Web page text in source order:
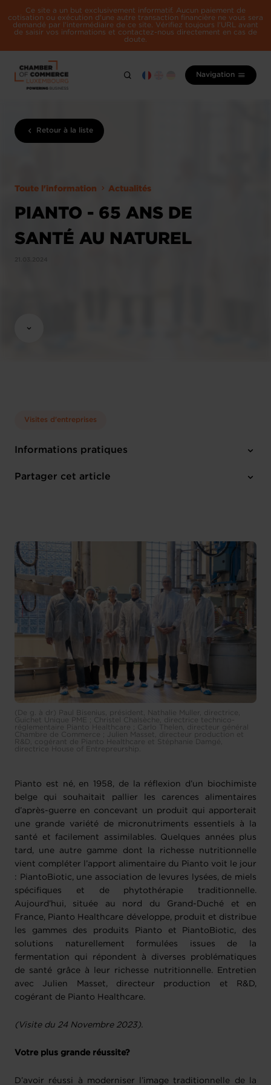
Ce site a un but exclusivement informatif. Aucun paiement de
cotisation ou exécution d'une autre transaction financière ne vous sera
demandé par l'intermédiaire de ce site. Vérifiez toujours l'URL avant
de saisir vos informations et contactez-nous directement en cas de
doute.
Navigation
Retour à la liste
Toute l'information Actualités
PIANTO - 65 ANS DE
SANTÉ AU NATUREL
Visites d'entreprises
Informations pratiques
Partager cet article
(De g. à dr) Paul Bisenius, président, Nathalie Muller, directrice,
Guichet Unique PME ; Christel Chalsèche, directrice technico-
réglementaire Pianto Healthcare ; Carlo Thelen, directeur général
Chambre de Commerce ; Julien Masset, directeur production et
R&D, cogérant de Pianto Healthcare et Stéphanie Damgé,
directrice House of Entrepreurship.
Pianto est né, en 1958, de la réflexion d’un biochimiste
belge qui souhaitait pallier les carences alimentaires
d’après-guerre en concevant un produit qui apporterait
une grande variété de micronutriments essentiels à la
santé et facilement assimilables. Quelques années plus
tard, une autre gamme dont la richesse nutritionnelle
vient compléter l’apport alimentaire du Pianto voit le jour
: PiantoBiotic, une association de levures lysées, de miels
spécifiques et de phytothérapie traditionnelle.
Aujourd’hui, située au nord du Grand-Duché et en
France, Pianto Healthcare développe, produit et distribue
les gammes des produits Pianto et PiantoBiotic, des
solutions naturellement formulées issues de la
fermentation qui répondent à diverses problématiques
de santé grâce à leur richesse nutritionnelle. Entretien
avec Julien Masset, directeur production et R&D,
cogérant de Pianto Healthcare.
(Visite du 24 Novembre 2023).
Votre plus grande réussite?
D’avoir réussi à moderniser l’image traditionnelle de la